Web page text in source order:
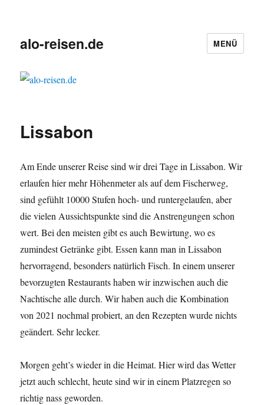
alo-reisen.de MENÜ
Lissabon
Am Ende unserer Reise sind wir drei Tage in Lissabon. Wir
erlaufen hier mehr Höhenmeter als auf dem Fischerweg,
sind gefühlt 10000 Stufen hoch- und runtergelaufen, aber
die vielen Aussichtspunkte sind die Anstrengungen schon
wert. Bei den meisten gibt es auch Bewirtung, wo es
zumindest Getränke gibt. Essen kann man in Lissabon
hervorragend, besonders natürlich Fisch. In einem unserer
bevorzugten Restaurants haben wir inzwischen auch die
Nachtische alle durch. Wir haben auch die Kombination
von 2021 nochmal probiert, an den Rezepten wurde nichts
geändert. Sehr lecker.
Morgen geht’s wieder in die Heimat. Hier wird das Wetter
jetzt auch schlecht, heute sind wir in einem Platzregen so
richtig nass geworden.